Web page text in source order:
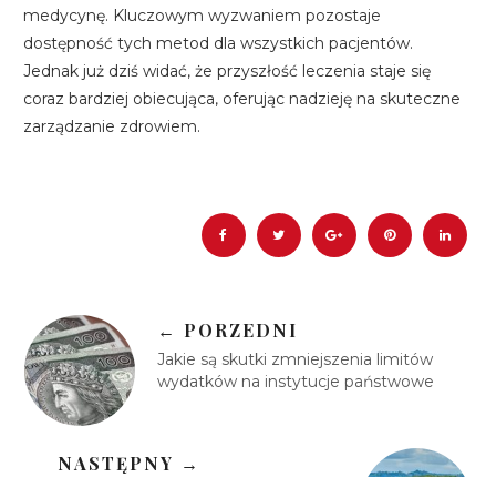
medycynę. Kluczowym wyzwaniem pozostaje
dostępność tych metod dla wszystkich pacjentów.
Jednak już dziś widać, że przyszłość leczenia staje się
coraz bardziej obiecująca, oferując nadzieję na skuteczne
zarządzanie zdrowiem.
← PORZEDNI
Jakie są skutki zmniejszenia limitów
wydatków na instytucje państwowe
NASTĘPNY →